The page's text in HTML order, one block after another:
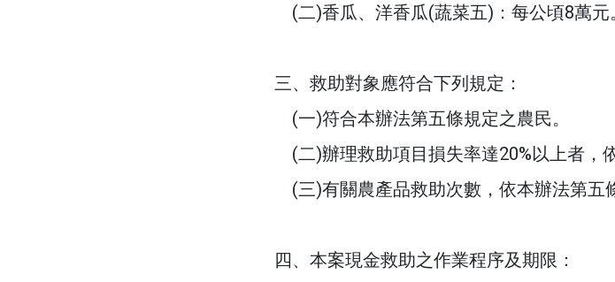
(二)香瓜、洋香瓜(蔬菜五)：每公頃8萬元
三、救助對象應符合下列規定：
(一)符合本辦法第五條規定之農民。
(二)辦理救助項目損失率達20%以上者，
(三)有關農產品救助次數，依本辦法第五
四、本案現金救助之作業程序及期限：